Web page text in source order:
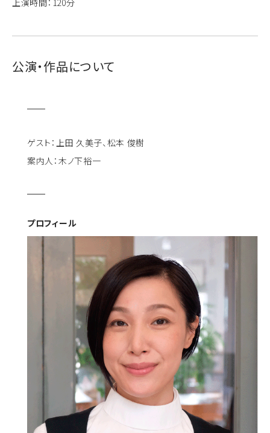
公演・作品について
ゲスト：上田 久美子、松本 俊樹
案内人：木ノ下裕一
プロフィール